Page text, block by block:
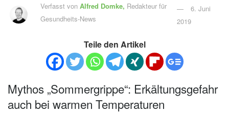
Verfasst von Alfred Domke, Redakteur für
Gesundheits-News
6. Juni
2019
Teile den Artikel
Mythos „Sommergrippe“: Erkältungsgefahr
auch bei warmen Temperaturen